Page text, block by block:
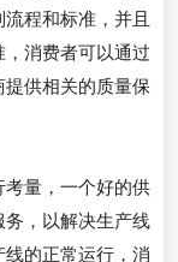
程和标准，并且
消费者可以通过
供相关的质量保
量，一个好的供
，以解决生产线
的正常运行，消